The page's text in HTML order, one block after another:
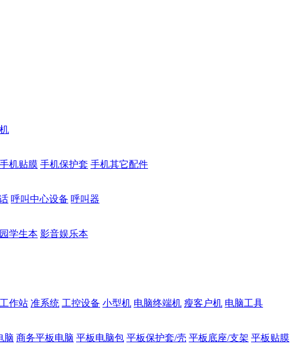
手机贴膜 手机保护套 手机其它配件
呼叫中心设备 呼叫器
学生本 影音娱乐本
工作站 准系统 工控设备 小型机 电脑终端机 瘦客户机 电脑工具
脑 商务平板电脑 平板电脑包 平板保护套/壳 平板底座/支架 平板贴膜